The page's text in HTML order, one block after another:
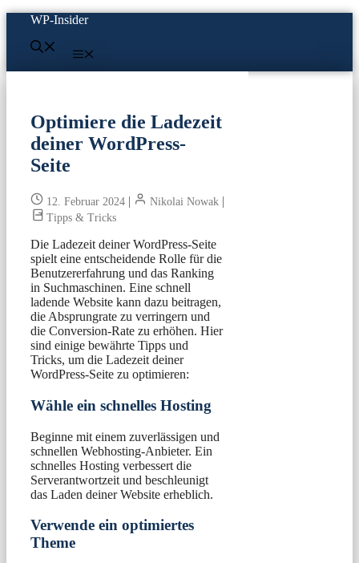
springen
WP-Insider
Optimiere die Ladezeit
deiner WordPress-
Seite
12. Februar 2024 | Nikolai Nowak |
Tipps & Tricks
Die Ladezeit deiner WordPress-Seite
spielt eine entscheidende Rolle für die
Benutzererfahrung und das Ranking
in Suchmaschinen. Eine schnell
ladende Website kann dazu beitragen,
die Absprungrate zu verringern und
die Conversion-Rate zu erhöhen. Hier
sind einige bewährte Tipps und
Tricks, um die Ladezeit deiner
WordPress-Seite zu optimieren:
Wähle ein schnelles Hosting
Beginne mit einem zuverlässigen und
schnellen Webhosting-Anbieter. Ein
schnelles Hosting verbessert die
Serverantwortzeit und beschleunigt
das Laden deiner Website erheblich.
Verwende ein optimiertes
Theme